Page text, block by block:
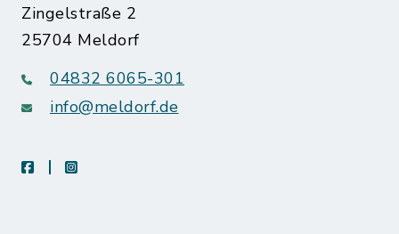
Zingelstraße 2
25704 Meldorf
04832 6065-301
info@meldorf.de
facebookinstagram